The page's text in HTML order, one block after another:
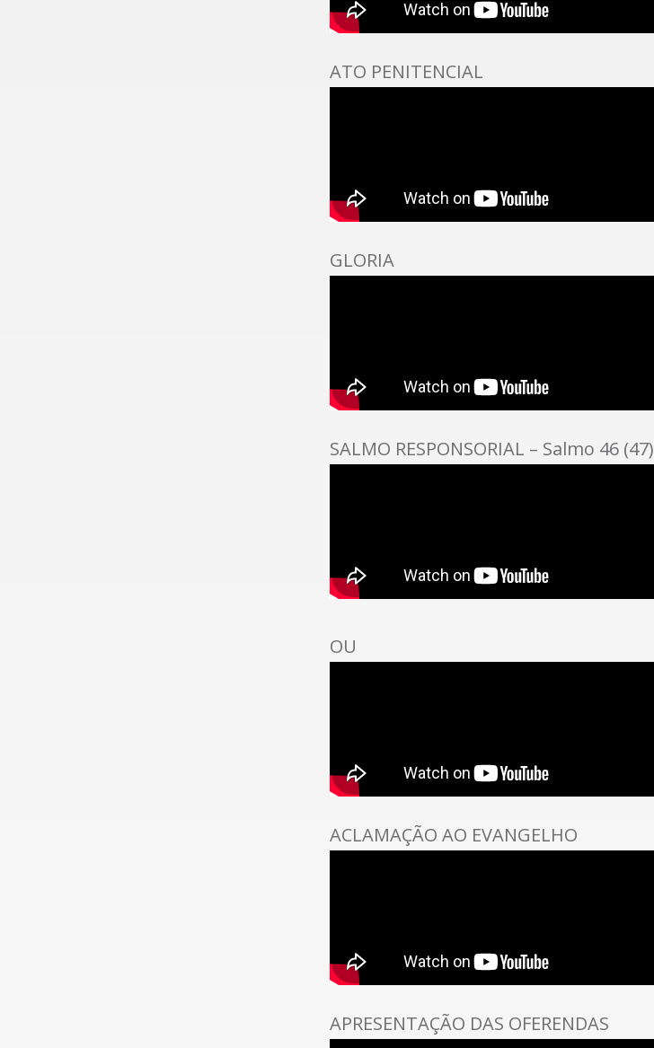
ATO PENITENCIAL
GLORIA
SALMO RESPONSORIAL – Salmo 46 (47)
OU
ACLAMAÇÃO AO EVANGELHO
APRESENTAÇÃO DAS OFERENDAS